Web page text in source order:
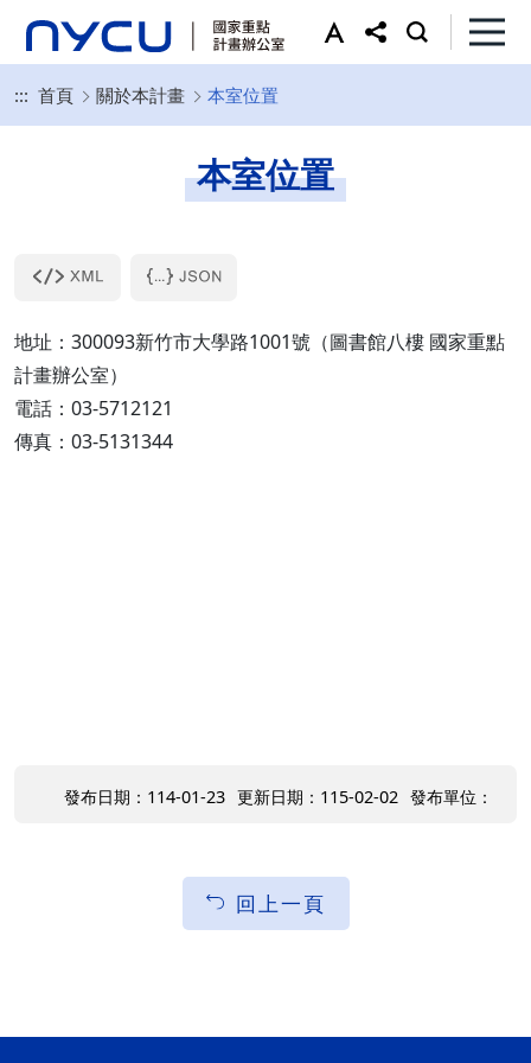
::: 首頁 關於本計畫 本室位置
本室位置
地址：300093新竹市大學路1001號（圖書館八樓 國家重點
計畫辦公室）
電話：03-5712121
傳真：03-5131344
發布日期：114-01-23 更新日期：115-02-02 發布單位：
回上一頁